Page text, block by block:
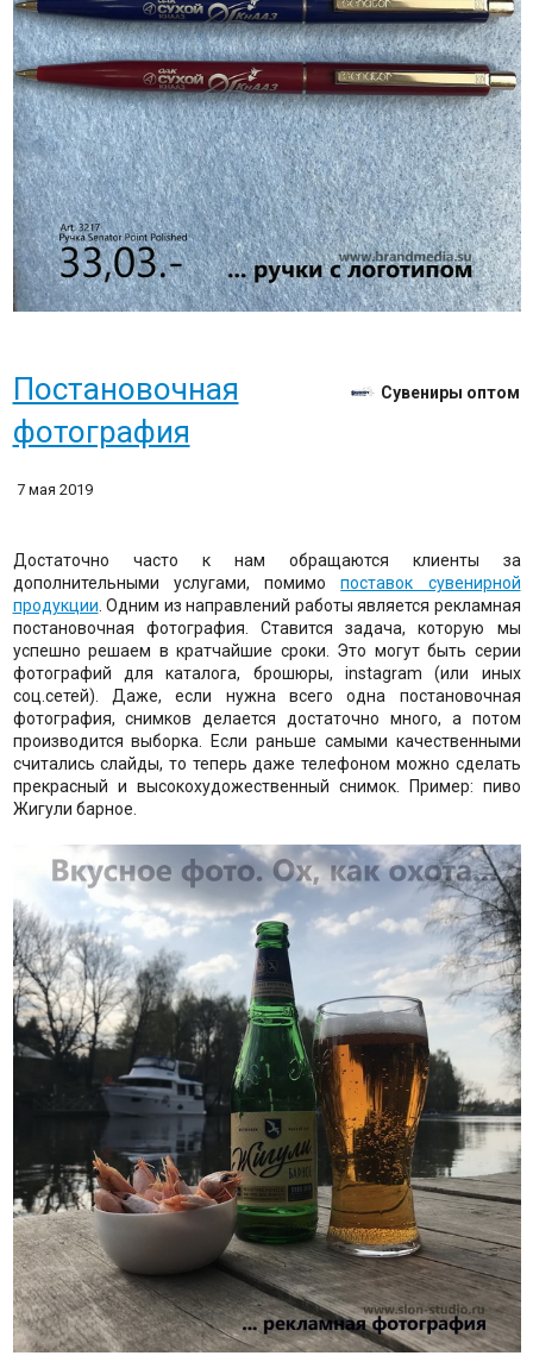
Постановочная
фотография
Сувениры оптом
7 мая 2019
Достаточно часто к нам обращаются клиенты за
дополнительными услугами, помимопоставок сувенирной
продукции . Одним из направлений работы является рекламная
постановочная фотография. Ставится задача, которую мы
успешно решаем в кратчайшие сроки. Это могут быть серии
фотографий для каталога, брошюры, instagram (или иных
соц.сетей). Даже, если нужна всего одна постановочная
фотография, снимков делается достаточно много, а потом
производится выборка. Если раньше самыми качественными
считались слайды, то теперь даже телефоном можно сделать
прекрасный и высокохудожественный снимок. Пример: пиво
Жигули барное.